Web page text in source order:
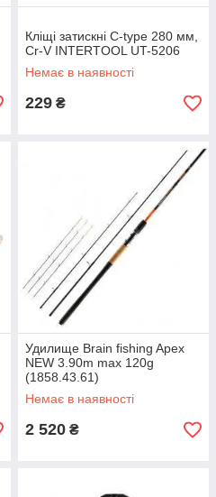
Кліщі затискні C-type 280 мм,
Cr-V INTERTOOL UT-5206
Немає в наявності
229 ₴
Удилище Brain fishing Apex
NEW 3.90m max 120g
(1858.43.61)
Немає в наявності
2 520 ₴